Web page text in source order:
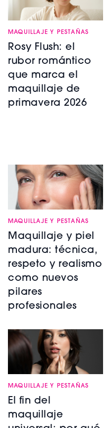
MAQUILLAJE Y PESTAÑAS
Rosy Flush: el
rubor romántico
que marca el
maquillaje de
primavera 2026
MAQUILLAJE Y PESTAÑAS
Maquillaje y piel
madura: técnica,
respeto y realismo
como nuevos
pilares
profesionales
MAQUILLAJE Y PESTAÑAS
El fin del
maquillaje